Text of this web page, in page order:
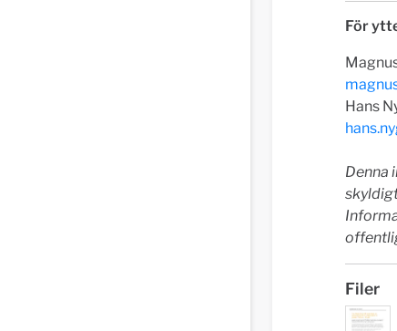
För
Hans
Denna
Filer